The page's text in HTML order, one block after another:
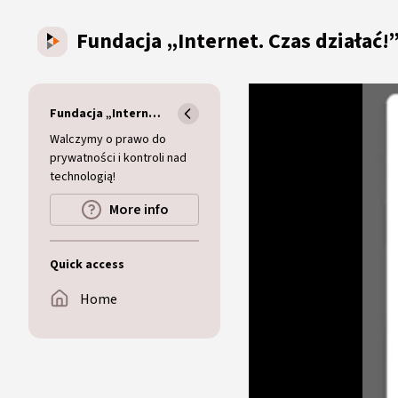
Fundacja „Internet. Czas
Fundacja „Internet. Czas działać!”
Walczymy o prawo do
prywatności i kontroli nad
technologią!
More info
Quick access
Home